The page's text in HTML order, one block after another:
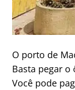
O porto de
Basta pegar o
Você pode